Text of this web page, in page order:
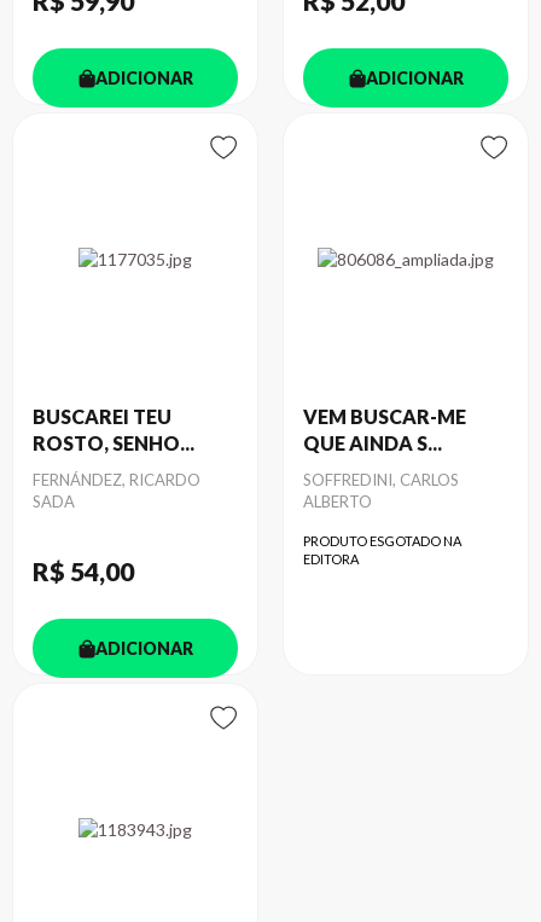
ADICIONAR ADICIONAR
BUSCAREI TEU
ROSTO, SENHO...
Autor
FERNÁNDEZ, RICARDO
SADA
R$ 54,00
ADICIONAR
VEM BUSCAR-ME
QUE AINDA S...
Autor
SOFFREDINI, CARLOS
ALBERTO
PRODUTO ESGOTADO NA
EDITORA